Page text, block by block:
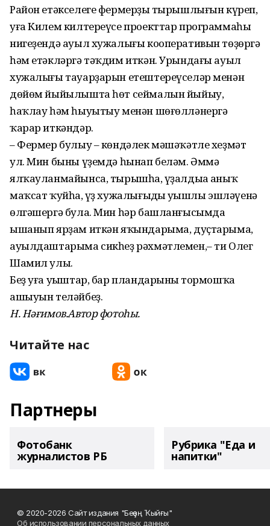
Район етәкселеге фермерҙың тырышлығын күреп,
уға Килем килтереүсе проекттар программаһы
нигеҙендә ауыл хужалығы кооперативын төҙөргә
һәм етәкләргә тәҡдим иткән. Урындағы ауыл
хужалығы тауарҙарын етештереүселәр менән
дөйөм йыйылышта һөт сеймалын йыйыу,
һаҡлау һәм һыуытыу менән шөғөлләнергә
ҡарар иткәндәр.
– Фермер булыу – көндәлек мәшәҡәтле хеҙмәт
ул. Мин быны үҙемдә һынап беләм. Әммә
ялҡауланмайынса, тырышһаң, үҙалдыңа аныҡ
маҡсат ҡуйһаң, үҙ хужалығыңдың уңышлы эшләүенә
өлгәшергә була. Мин һәр башланғысымда
ышанып ярҙам иткән яҡындарыма, дуҫтарыма,
ауылдаштарыма сикһеҙ рәхмәтлемен,– ти Олег
Шамил улы.
Беҙ уға уңыштар, бар пландарының тормошҡа
ашыуын теләйбеҙ.
Н. Нәғимов.Автор фотоһы.
Читайте нас
Партнеры
Фотобанк
журналистов РБ
Рубрика "Еда и
напитки"
© 2020-2026 Сайт издания "Беҙҙең Ҡыйғы"
Об использовании персональных данных